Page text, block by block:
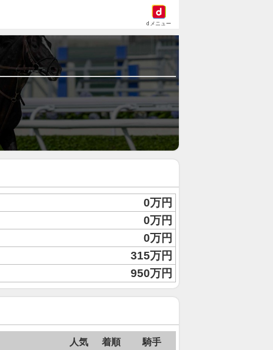
dメニュー
0万円
0万円
0万円
315万円
950万円
人気 着順 騎手